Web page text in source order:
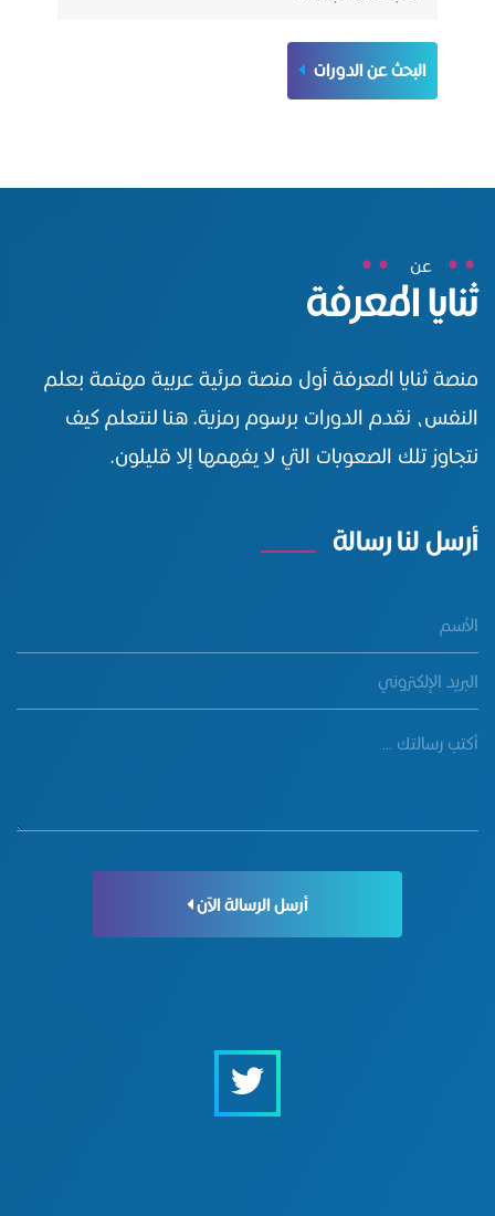
البحث عن الدورات
عن
ثنايا المعرفة
منصة ثنايا المعرفة أول منصة مرئية عربية مهتمة بعلم
النفس، نقدم الدورات برسوم رمزية. هنا لنتعلم كيف
نتجاوز تلك الصعوبات التي لا يفهمها إلا قليلون.
أرسل لنا رسالة
أرسل الرسالة الآن